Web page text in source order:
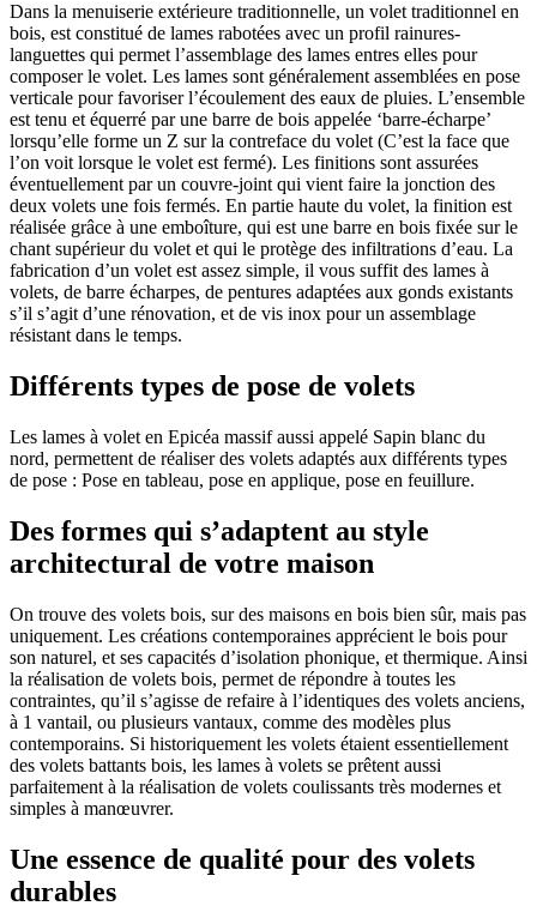
Dans la menuiserie extérieure traditionnelle, un volet traditionnel en
bois, est constitué de lames rabotées avec un profil rainures-
languettes qui permet l’assemblage des lames entres elles pour
composer le volet. Les lames sont généralement assemblées en pose
verticale pour favoriser l’écoulement des eaux de pluies. L’ensemble
est tenu et équerré par une barre de bois appelée ‘barre-écharpe’
lorsqu’elle forme un Z sur la contreface du volet (C’est la face que
l’on voit lorsque le volet est fermé). Les finitions sont assurées
éventuellement par un couvre-joint qui vient faire la jonction des
deux volets une fois fermés. En partie haute du volet, la finition est
réalisée grâce à une emboîture, qui est une barre en bois fixée sur le
chant supérieur du volet et qui le protège des infiltrations d’eau. La
fabrication d’un volet est assez simple, il vous suffit des lames à
volets, de barre écharpes, de pentures adaptées aux gonds existants
s’il s’agit d’une rénovation, et de vis inox pour un assemblage
résistant dans le temps.
Différents types de pose de volets
Les lames à volet en Epicéa massif aussi appelé Sapin blanc du
nord, permettent de réaliser des volets adaptés aux différents types
de pose : Pose en tableau, pose en applique, pose en feuillure.
Des formes qui s’adaptent au style
architectural de votre maison
On trouve des volets bois, sur des maisons en bois bien sûr, mais pas
uniquement. Les créations contemporaines apprécient le bois pour
son naturel, et ses capacités d’isolation phonique, et thermique. Ainsi
la réalisation de volets bois, permet de répondre à toutes les
contraintes, qu’il s’agisse de refaire à l’identiques des volets anciens,
à 1 vantail, ou plusieurs vantaux, comme des modèles plus
contemporains. Si historiquement les volets étaient essentiellement
des volets battants bois, les lames à volets se prêtent aussi
parfaitement à la réalisation de volets coulissants très modernes et
simples à manœuvrer.
Une essence de qualité pour des volets
durables